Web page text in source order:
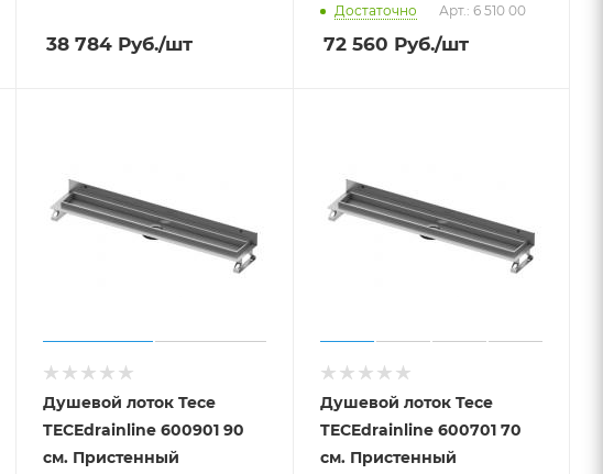
38 784 Руб./шт
Достаточно Арт.: 6 510 00
72 560 Руб./шт
Душевой лоток Tece
TECEdrainline 600901 90
см. Пристенный
Душевой лоток Tece
TECEdrainline 600701 70
см. Пристенный